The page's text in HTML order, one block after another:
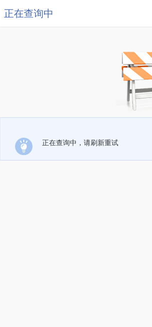
正在查询中
正在查询中，请刷新重试